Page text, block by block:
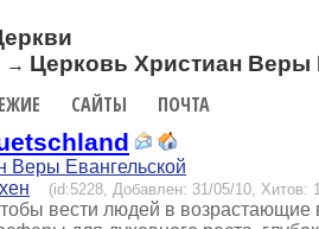
→ Церковь Христиан Веры
САЙТЫ ПОЧТА
Веры Евангельской
(id:5228, Добавлен: 31/05/10, Хитов:
вести людей в